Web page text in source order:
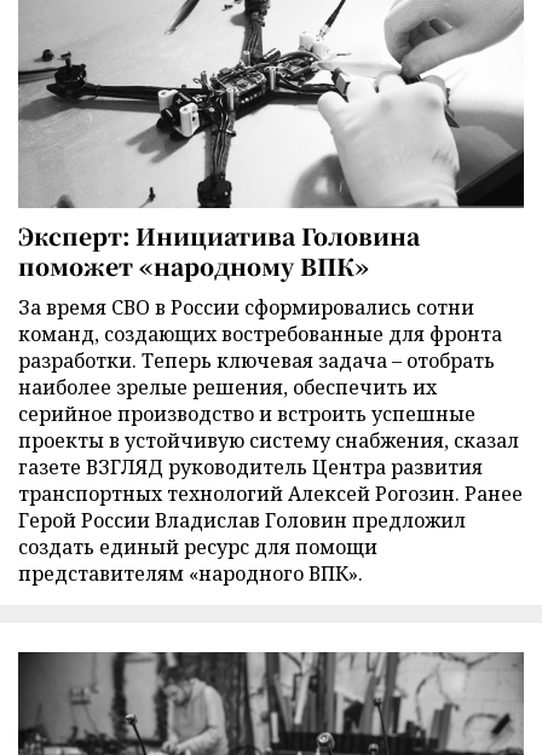
Эксперт: Инициатива Головина
поможет «народному ВПК»
За время СВО в России сформировались сотни
команд, создающих востребованные для фронта
разработки. Теперь ключевая задача – отобрать
наиболее зрелые решения, обеспечить их
серийное производство и встроить успешные
проекты в устойчивую систему снабжения, сказал
газете ВЗГЛЯД руководитель Центра развития
транспортных технологий Алексей Рогозин. Ранее
Герой России Владислав Головин предложил
создать единый ресурс для помощи
представителям «народного ВПК».